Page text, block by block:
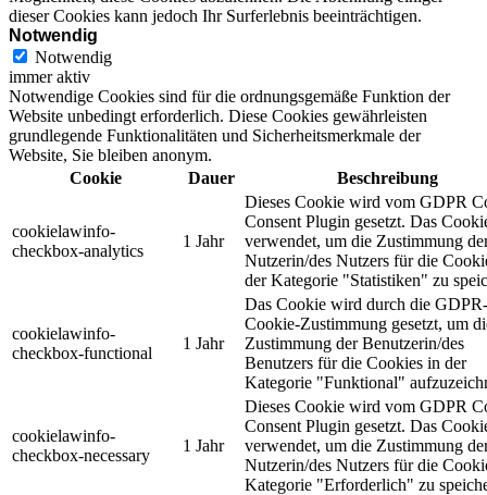
dieser Cookies kann jedoch Ihr Surferlebnis beeinträchtigen.
Notwendig
Notwendig
immer aktiv
Notwendige Cookies sind für die ordnungsgemäße Funktion der
Website unbedingt erforderlich. Diese Cookies gewährleisten
grundlegende Funktionalitäten und Sicherheitsmerkmale der
Website, Sie bleiben anonym.
Cookie
Dauer Beschreibung
cookielawinfo-
checkbox-analytics
1 Jahr
Dieses Cookie wird vom GDPR
Consent Plugin gesetzt. Das
verwendet, um die Zustimmung
Nutzerin/des Nutzers für die
der Kategorie "Statistiken" zu
cookielawinfo-
checkbox-functional
1 Jahr
Das Cookie wird durch die GDPR-
Cookie-Zustimmung gesetzt, um
Zustimmung der Benutzerin/des
Benutzers für die Cookies in der
Kategorie "Funktional"
cookielawinfo-
checkbox-necessary
1 Jahr
Dieses Cookie wird vom GDPR
Consent Plugin gesetzt. Das
verwendet, um die Zustimmung
Nutzerin/des Nutzers für die
Kategorie "Erforderlich" zu